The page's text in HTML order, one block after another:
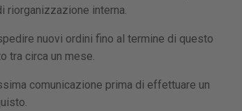
riorganizzazione interna.
nuovi ordini fino al termine di questo
tra circa un mese.
comunicazione prima di effettuare un